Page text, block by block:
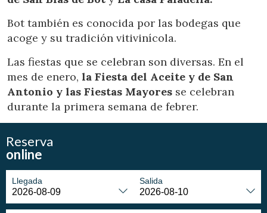
Bot también es conocida por las bodegas que
acoge y su tradición vitivinícola.
Las fiestas que se celebran son diversas. En el
mes de enero, la Fiesta del Aceite y de San
Antonio y las Fiestas Mayores se celebran
durante la primera semana de febrer.
Reserva
online
Llegada Salida